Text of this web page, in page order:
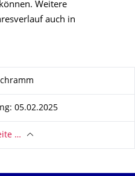
Weitere
auch in
05.02.2025
…